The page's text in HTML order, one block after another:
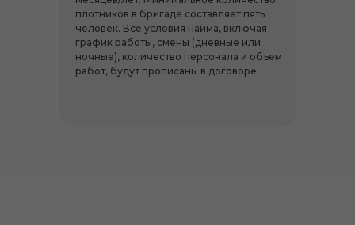
плотников в бригаде составляет пять
человек. Все условия найма, включая
график работы, смены (дневные или
ночные), количество персонала и объем
работ, будут прописаны в договоре.